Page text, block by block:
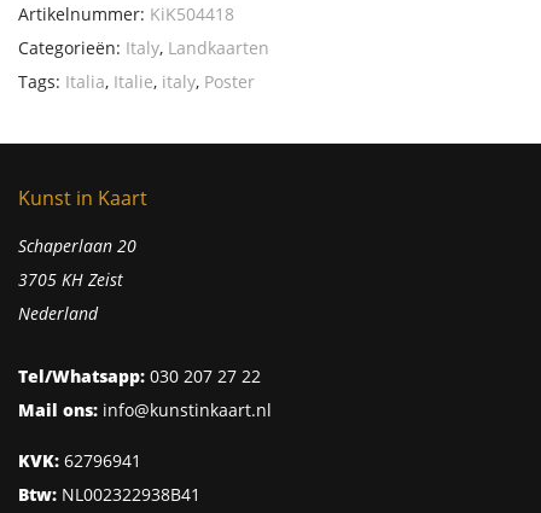
Artikelnummer: KiK504418
Categorieën: Italy, Landkaarten
Tags: Italia, Italie, italy, Poster
Kunst in Kaart
Schaperlaan 20
3705 KH Zeist
Nederland
Tel/Whatsapp: 030 207 27 22
Mail ons: info@kunstinkaart.nl
KVK: 62796941
Btw: NL002322938B41